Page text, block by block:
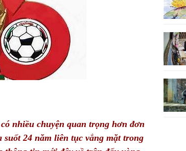
nhiều chuyện quan trọng hơn đơn
24 năm liên tục vắng mặt trong